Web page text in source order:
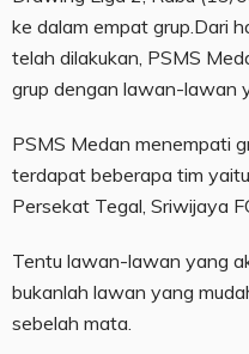
ke dalam empat grup.Dari
telah dilakukan, PSMS
grup dengan lawan-lawan
PSMS Medan menempati
terdapat beberapa tim
Persekat Tegal, Sriwijaya
Tentu lawan-lawan yang
bukanlah lawan yang
sebelah mata.